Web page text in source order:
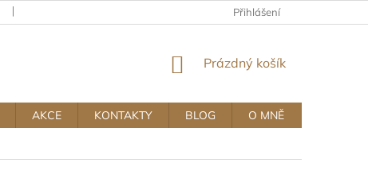
OBCHODNÍ A REKLAMAČNÍ PODMÍNKY
Přihlášení
NÁKUPNÍ
Prázdný košík
AKCE KONTAKTY BLOG
O MNĚ